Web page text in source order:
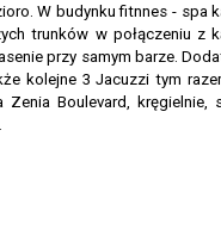
W budynku fitnnes - spa
trunków w połączeniu
przy samym barze.
kolejne 3 Jacuzzi tym
Boulevard,